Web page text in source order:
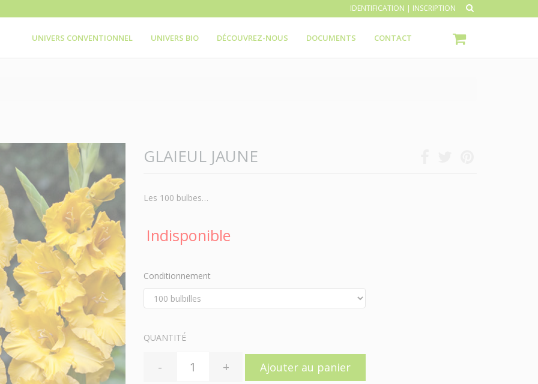
IDENTIFICATION | INSCRIPTION
UNIVERS CONVENTIONNEL UNIVERS BIO DÉCOUVREZ-NOUS DOCUMENTS CONTACT
GLAIEUL JAUNE
Les 100 bulbes…
Indisponible
Conditionnement
QUANTITÉ
- + Ajouter au panier